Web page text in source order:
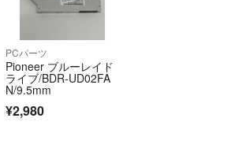
PCパーツ
Pioneer ブルーレイド
ライブ/BDR-UD02FA
N/9.5mm
¥2,980